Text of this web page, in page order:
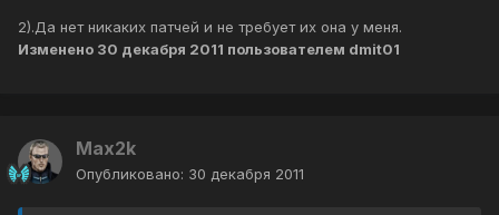
2).Да нет никаких патчей и не требует их она у меня.
Изменено 30 декабря 2011 пользователем dmit01
Max2k
Опубликовано: 30 декабря 2011